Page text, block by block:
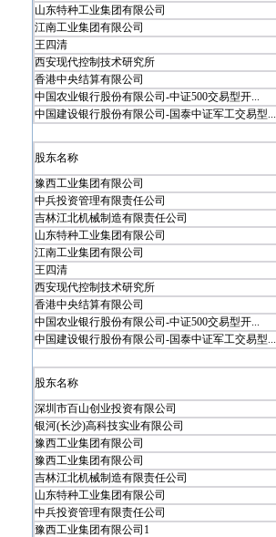
山东特种工业集团有限公司
江南工业集团有限公司
王四清
西安现代控制技术研究所
香港中央结算有限公司
中国农业银行股份有限公司-中证500交易型开...
中国建设银行股份有限公司-国泰中证军工交易型...
股东名称
豫西工业集团有限公司
中兵投资管理有限责任公司
吉林江北机械制造有限责任公司
山东特种工业集团有限公司
江南工业集团有限公司
王四清
西安现代控制技术研究所
香港中央结算有限公司
中国农业银行股份有限公司-中证500交易型开...
中国建设银行股份有限公司-国泰中证军工交易型...
股东名称
深圳市百山创业投资有限公司
银河(长沙)高科技实业有限公司
豫西工业集团有限公司
豫西工业集团有限公司
吉林江北机械制造有限责任公司
山东特种工业集团有限公司
中兵投资管理有限责任公司
豫西工业集团有限公司1